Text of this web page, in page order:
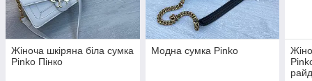
Жіноча шкіряна біла сумка
Pinko Пінко
Модна сумка Pinko